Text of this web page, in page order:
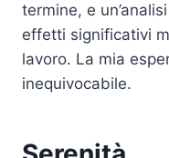
termine, e
effetti significativi
lavoro. La mia
inequivocabile.